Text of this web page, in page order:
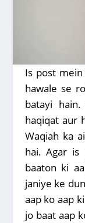
Is post
hawale se
batayi
haqiqat aur
Waqiah ka
hai. Agar is
baaton ki
janiye ke
aap ko aap
jo baat aap